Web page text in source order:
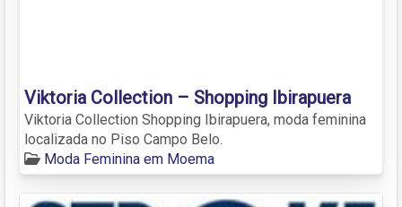
Viktoria Collection – Shopping Ibirapuera
Viktoria Collection Shopping Ibirapuera, moda feminina
localizada no Piso Campo Belo.
Moda Feminina em Moema